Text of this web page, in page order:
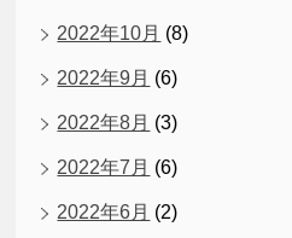
2022年10月 (8)
2022年9月 (6)
2022年8月 (3)
2022年7月 (6)
2022年6月 (2)